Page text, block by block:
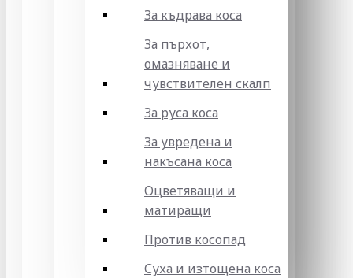
За къдрава коса
За пърхот,
омазняване и
чувствителен скалп
За руса коса
За увредена и
накъсана коса
Оцветяващи и
матиращи
Против косопад
Суха и изтощена коса